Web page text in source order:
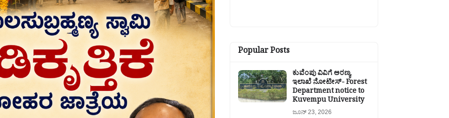
Popular Posts
ಕುವೆಂಪು ವಿವಿಗೆ ಅರಣ್ಯ
ಇಲಾಖೆ ನೋಟೀಸ್- Forest
Department notice to
Kuvempu University
ಜೂನ್ 23, 2026